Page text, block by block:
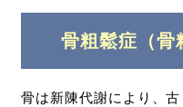
骨粗鬆症（骨
骨は新陳代謝により、